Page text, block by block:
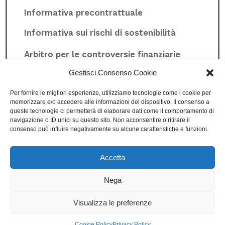
Gestisci Consenso Cookie
Per fornire le migliori esperienze, utilizziamo tecnologie come i cookie per
memorizzare e/o accedere alle informazioni del dispositivo. Il consenso a
queste tecnologie ci permetterà di elaborare dati come il comportamento di
navigazione o ID unici su questo sito. Non acconsentire o ritirare il
consenso può influire negativamente su alcune caratteristiche e funzioni.
Accetta
Nega
Visualizza le preferenze
Informativa precontrattuale
Informativa sui rischi di sostenibilità
Arbitro per le controversie finanziarie
Whistleblowing
Privacy Policy
Condizioni di vendita
Pullover